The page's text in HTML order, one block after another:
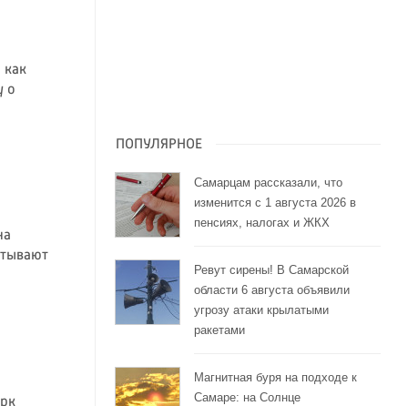
как
о
ПОПУЛЯРНОЕ
Самарцам рассказали, что
изменится с 1 августа 2026 в
пенсиях, налогах и ЖКХ
Ревут сирены! В Самарской
области 6 августа объявили
угрозу атаки крылатыми
ракетами
Магнитная буря на подходе к
Самаре: на Солнце